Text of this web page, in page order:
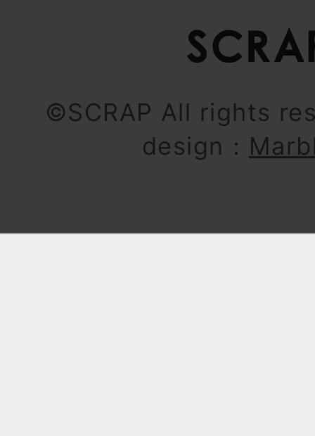
©SCRAP All rights
design：